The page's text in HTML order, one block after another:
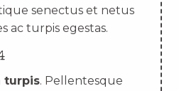
senectus et netus
ac turpis egestas.
turpis. Pellentesque